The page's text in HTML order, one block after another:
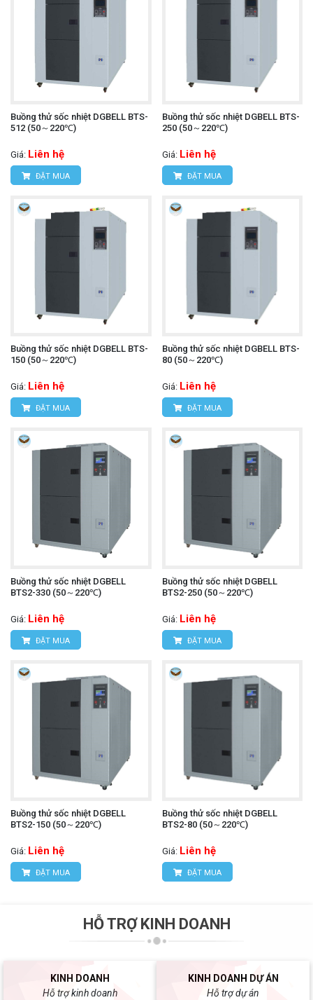
Buồng thử sốc nhiệt DGBELL BTS-
512 (50～220℃)
Giá: Liên hệ
ĐẶT MUA
Buồng thử sốc nhiệt DGBELL BTS-
250 (50～220℃)
Giá: Liên hệ
ĐẶT MUA
Buồng thử sốc nhiệt DGBELL BTS-
150 (50～220℃)
Giá: Liên hệ
ĐẶT MUA
Buồng thử sốc nhiệt DGBELL BTS-
80 (50～220℃)
Giá: Liên hệ
ĐẶT MUA
Buồng thử sốc nhiệt DGBELL
BTS2-330 (50～220℃)
Giá: Liên hệ
ĐẶT MUA
Buồng thử sốc nhiệt DGBELL
BTS2-250 (50～220℃)
Giá: Liên hệ
ĐẶT MUA
Buồng thử sốc nhiệt DGBELL
BTS2-150 (50～220℃)
Giá: Liên hệ
ĐẶT MUA
Buồng thử sốc nhiệt DGBELL
BTS2-80 (50～220℃)
Giá: Liên hệ
ĐẶT MUA
HỖ TRỢ KINH DOANH
KINH DOANH
Hỗ trợ kinh doanh
KINH DOANH DỰ ÁN
Hỗ trợ dự án